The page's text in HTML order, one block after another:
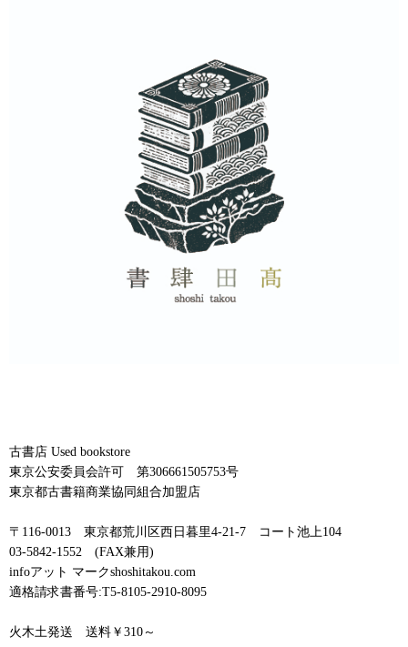
古書店 Used bookstore
東京公安委員会許可 第306661505753号
東京都古書籍商業協同組合加盟店
〒116-0013 東京都荒川区西日暮里4-21-7 コート池上104
03-5842-1552 (FAX兼用)
infoアット マークshoshitakou.com
適格請求書番号:T5-8105-2910-8095
火木土発送 送料￥310～